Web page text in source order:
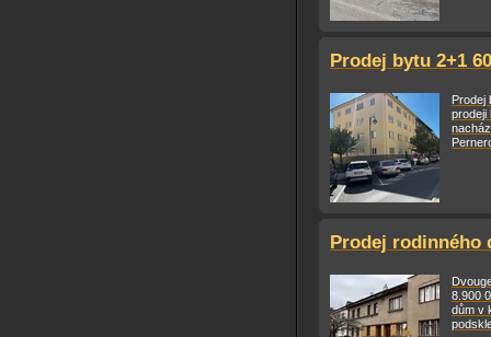
Prodej bytu 2+1
Prodej
prodeji
Prodej rodinného
8.900
dům v